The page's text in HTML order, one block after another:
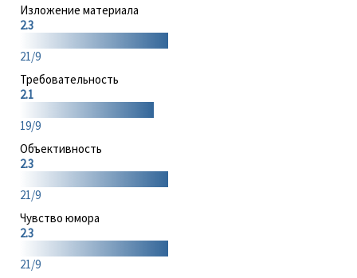
Изложение материала
2.3
21/9
Требовательность
2.1
19/9
Объективность
2.3
21/9
Чувство юмора
2.3
21/9